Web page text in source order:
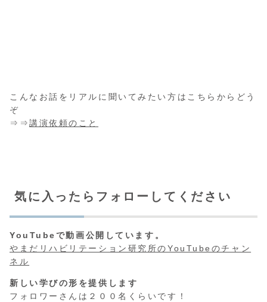
こんなお話をリアルに聞いてみたい方はこちらからどう
ぞ
⇒⇒講演依頼のこと
気に入ったらフォローしてください
YouTubeで動画公開しています。
やまだリハビリテーション研究所のYouTubeのチャン
ネル
新しい学びの形を提供します
フォロワーさんは２００名くらいです！